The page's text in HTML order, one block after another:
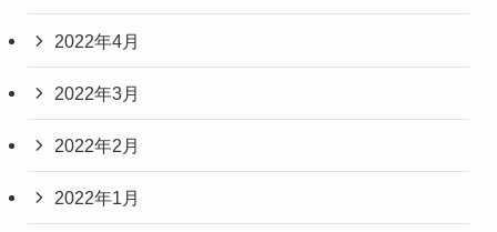
2022年4月
2022年3月
2022年2月
2022年1月